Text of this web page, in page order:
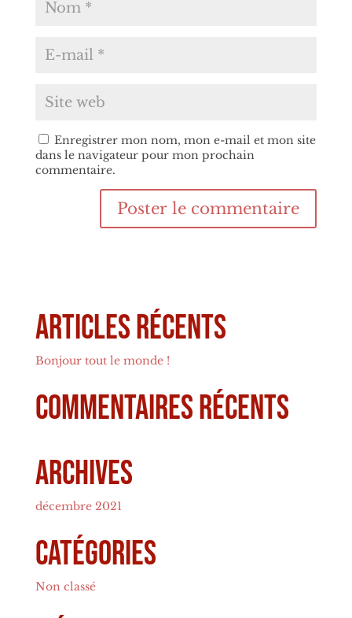
Enregistrer mon nom, mon e-mail et mon site
dans le navigateur pour mon prochain
commentaire.
Articles récents
Bonjour tout le monde !
Commentaires récents
Archives
décembre 2021
Catégories
Non classé